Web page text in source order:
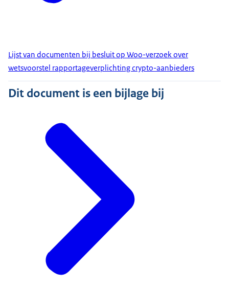
Lijst van documenten bij besluit op Woo-verzoek over
wetsvoorstel rapportageverplichting crypto-aanbieders
Dit document is een bijlage bij